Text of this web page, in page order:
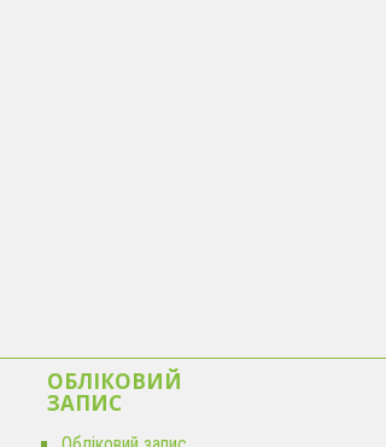
ОБЛІКОВИЙ
ЗАПИС